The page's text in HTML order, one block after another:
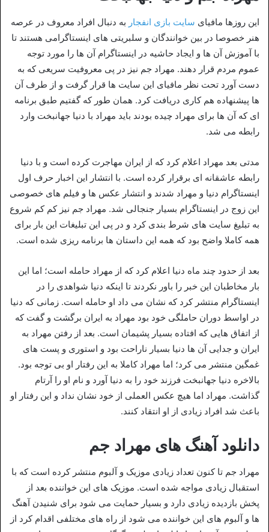
این روزها مافیای سایت بازی انفجار به دنبال افراد معروف در عرصه
هنر خصوصا در بین خوانندگان و سلبریتی های اینستاگرامی هستند تا
با آموزش آن ها و ایجاد حاشیه در اینستاگرام آن ها را مورد توجه
عموم مردم قرار دهند. مهراد جم نیز در پی معروفیت سریعی که به
دست آورد تحت نظر مافیای این سایت ها قرار گرفت و از طرف آن
ها پیشنهاده هم کاری دریافت کرد. همان طور که گفتیم طبق برنامه
ای که آن ها برای مهراد چیده بودند باید مهراد با دنیا جهانبخت وارد
رابطه می شد.
مدتی بعد مهراد اعلام کرد که از ایران مهاجرت کرده است و با دنیا
رابطه عاشقانه ای برقرار کرده است. با انتشار این اخبار حرف اول
اینستاگرام دنیا و مهراد شدند و انتشار عکس ها و فیلم های خصوصی
این زوج در اینستاگرام بسیار جنجالی شد. مهراد جم نیز کم کم شروع
به تبلیغ سایت های شرط بندی کرد و در پی این تبلیغات این بار برای
همه کاملا واضح بود که همه این داستان ها برنامه ریزی شده است.
بعد از حدود چند ماه دنیا اعلام کرد که از مهراد حامله است؛ اما این
بار مخاطبان این خبر را باور نکردند تا اینکه دنیا شواهدی را در
اینستاگرام منتشر کرد که نشان می داد او حامله است. زمانی که دنیا
در اواسط دوران حاملگی خود بود مهراد به ایران برگشت و گفت که
از اتفاق هایی که افتاده بسیار پشیمان است. بعد از رفتن مهراد به
ایران و جدایی آن ها دنیا بسیار ناراحت بود و استوری و پست های
غمگین منتشر می کرد؛ اما مهراد کاملا به این رفتار او بی توجه بود.
بالاخره دنیا جهانبخت فرزند خود را به دنیا آورد و نام او را آرتام
گذاشت. مهراد اما هیچ عکس العملی از خود نشان نداد و این رفتار او
باعث شد افراد زیادی از او انتقاد کنند.
دانلود آهنگ های مهراد جم
مهراد جم تا کنون تعداد زیادی موزیک و آلبوم منتشر کرده است که با
استقبال زیادی مواجه شده است. موزیک های این خواننده بعد از
پخش بازدیده زیادی دارد و بسیار حمایت می شود برای شنیدن آهنگ
ها و آلبوم های این خواننده می شود از راه های مختلفی اقدام کرد از